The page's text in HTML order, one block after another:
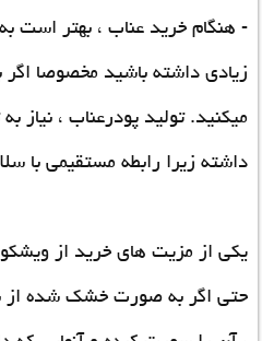
- هنگام خرید عناب ، بهتر است
زیادی داشته باشید مخصوصا
میکنید. تولید پودرعناب ، نیاز
داشته زیرا رابطه مستقیمی با
یکی از مزیت های خرید از
حتی اگر به صورت خشک شده از